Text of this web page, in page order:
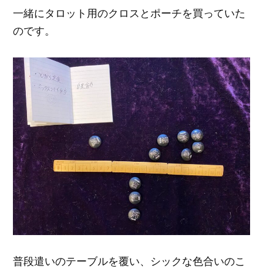
一緒にタロット用のクロスとポーチを買っていた
のです。
普段遣いのテーブルを覆い、シックな色合いのこ